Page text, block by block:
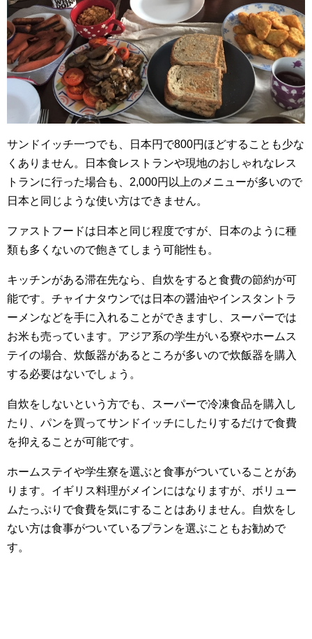
サンドイッチ一つでも、日本円で800円ほどすることも少な
くありません。日本食レストランや現地のおしゃれなレス
トランに行った場合も、2,000円以上のメニューが多いので
日本と同じような使い方はできません。
ファストフードは日本と同じ程度ですが、日本のように種
類も多くないので飽きてしまう可能性も。
キッチンがある滞在先なら、自炊をすると食費の節約が可
能です。チャイナタウンでは日本の醤油やインスタントラ
ーメンなどを手に入れることができますし、スーパーでは
お米も売っています。アジア系の学生がいる寮やホームス
テイの場合、炊飯器があるところが多いので炊飯器を購入
する必要はないでしょう。
自炊をしないという方でも、スーパーで冷凍食品を購入し
たり、パンを買ってサンドイッチにしたりするだけで食費
を抑えることが可能です。
ホームステイや学生寮を選ぶと食事がついていることがあ
ります。イギリス料理がメインにはなりますが、ボリュー
ムたっぷりで食費を気にすることはありません。自炊をし
ない方は食事がついているプランを選ぶこともお勧めで
す。